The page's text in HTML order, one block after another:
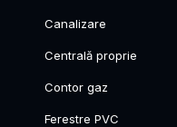
Canalizare
Centrală proprie
Contor gaz
Ferestre PVC